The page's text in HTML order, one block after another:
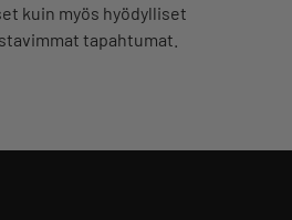
kuin myös hyödylliset
tapahtumat.